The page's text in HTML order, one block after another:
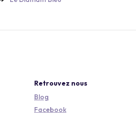
Retrouvez nous
Blog
Facebook